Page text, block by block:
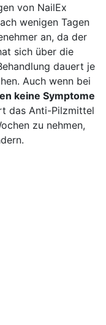
von NailEx
wenigen Tagen
an, da der
sich über die
dauert je
Auch wenn bei
keine Symptome
das Anti-Pilzmittel
zu nehmen,